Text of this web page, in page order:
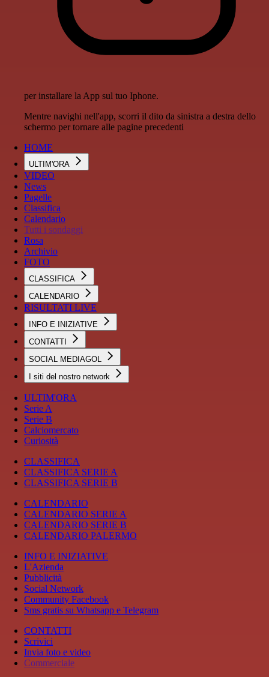
per installare la App sul tuo Iphone.
Mentre navighi nell'app, scorri il dito da sinistra a destra dello
schermo per tornare alle pagine precedenti
HOME
ULTIM'ORA
VIDEO
News
Pagelle
Classifica
Calendario
Tutti i sondaggi
Rosa
Archivio
FOTO
CLASSIFICA
CALENDARIO
RISULTATI LIVE
INFO E INIZIATIVE
CONTATTI
SOCIAL MEDIAGOL
I siti del nostro network
ULTIM'ORA
Serie A
Serie B
Calciomercato
Curiosità
CLASSIFICA
CLASSIFICA SERIE A
CLASSIFICA SERIE B
CALENDARIO
CALENDARIO SERIE A
CALENDARIO SERIE B
CALENDARIO PALERMO
INFO E INIZIATIVE
L'Azienda
Pubblicità
Social Network
Community Facebook
Sms gratis su Whatsapp e Telegram
CONTATTI
Scrivici
Invia foto e video
Commerciale